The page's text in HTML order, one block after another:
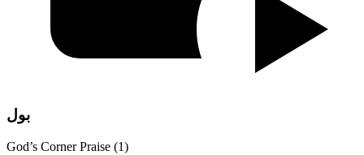
بول
God’s Corner Praise (1)